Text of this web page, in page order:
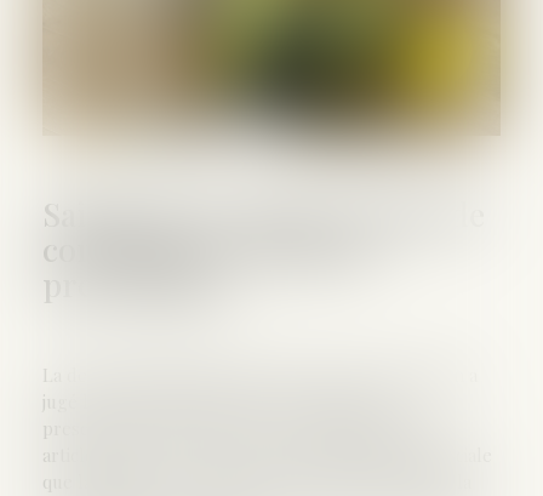
Saisine de la caisse aux fins de
conciliation et délai de
prescription
La deuxième chambre civile de la Cour de cassation a
jugé le 5 septembre dernier, en matière de
prescription, qu’il résulte de la combinaison des
articles L431-2 et L452-4 du Code de la sécurité sociale
que la saisine de la caisse d'une requête tendant à la